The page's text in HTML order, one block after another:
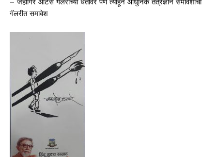
– जहांगिर आर्टस गॅलरीच्या धर्तीवर पण त्याहून आधुनिक तंत्रज्ञान समावेशाचा
गॅलरीत समावेश